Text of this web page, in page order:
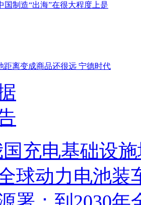
国制造“出海”在很大程度上是
距离变成商品还很远 宁德时代
国充电基础设
球动力电池装